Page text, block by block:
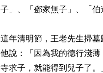
子」、「鄧家無子」、「伯
這年清明節，王老先生掃
他說：「因為我的德行淺
寺求子，就能得到兒子了。